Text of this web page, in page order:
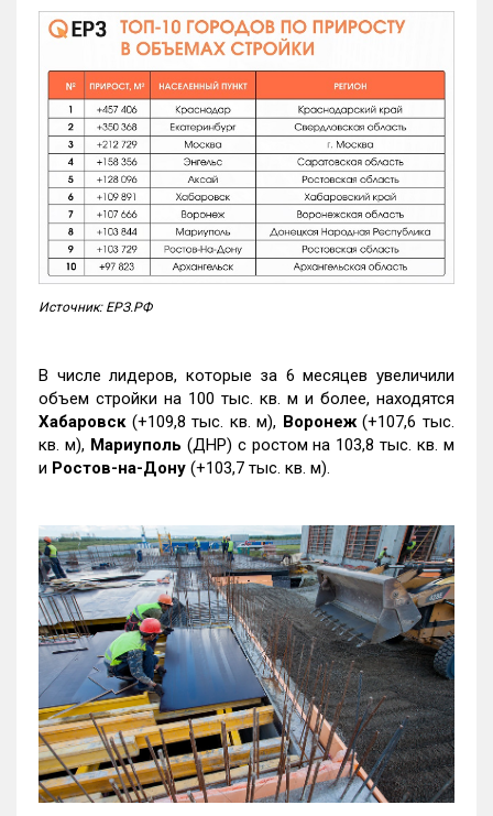
Источник: ЕРЗ.РФ
В числе лидеров, которые за 6 месяцев увеличили
объем стройки на 100 тыс. кв. м и более, находятся
Хабаровск (+109,8 тыс. кв. м), Воронеж(+107,6 тыс.
кв. м), Мариуполь (ДНР) с ростом на 103,8 тыс. кв. м
и Ростов-на-Дону (+103,7 тыс. кв. м).